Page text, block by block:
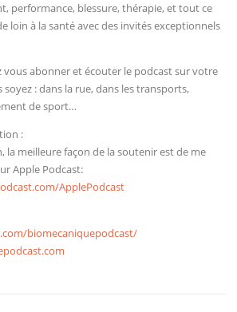
performance, blessure, thérapie, et tout ce
loin à la santé avec des invités exceptionnels
vous abonner et écouter le podcast sur votre
: dans la rue, dans les transports,
de sport…
:
la meilleure façon de la soutenir est de me
Apple Podcast:
ApplePodcast
biomecaniquepodcast/